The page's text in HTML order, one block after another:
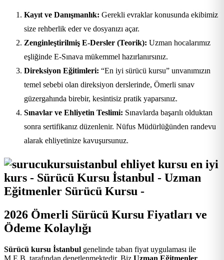
Kayıt ve Danışmanlık: Gerekli evraklar konusunda ekibimiz
size rehberlik eder ve dosyanızı açar.
Zenginleştirilmiş E-Dersler (Teorik): Uzman hocalarımız
eşliğinde E-Sınava mükemmel hazırlanırsınız.
Direksiyon Eğitimleri: “En iyi sürücü kursu” unvanımızın
temel sebebi olan direksiyon derslerinde, Ömerli sınav
güzergahında birebir, kesintisiz pratik yaparsınız.
Sınavlar ve Ehliyetin Teslimi: Sınavlarda başarılı olduktan
sonra sertifikanız düzenlenir. Nüfus Müdürlüğünden randevu
alarak ehliyetinize kavuşursunuz.
2026 Ömerli Sürücü Kursu Fiyatları ve
Ödeme Kolaylığı
Sürücü kursu İstanbul genelinde taban fiyat uygulaması ile
M.E.B. tarafından denetlenmektedir. Biz Uzman Eğitmenler